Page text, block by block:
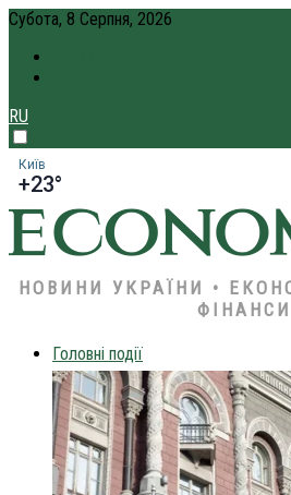
Субота, 8 Серпня, 2026
RU
Київ
+23°
НОВИНИ УКРАЇНИ •
ФІНАНСИ
Головні події